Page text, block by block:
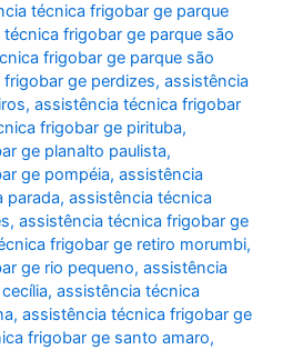
técnica frigobar ge parque
frigobar ge parque são
frigobar ge parque são
ge perdizes,assistência
,assistência técnica frigobar
frigobar ge pirituba,
ge planalto paulista,
ge pompéia,assistência
parada,assistência técnica
,assistência técnica frigobar ge
frigobar ge retiro morumbi,
ge rio pequeno,assistência
,assistência técnica
,assistência técnica frigobar ge
frigobar ge santo amaro,